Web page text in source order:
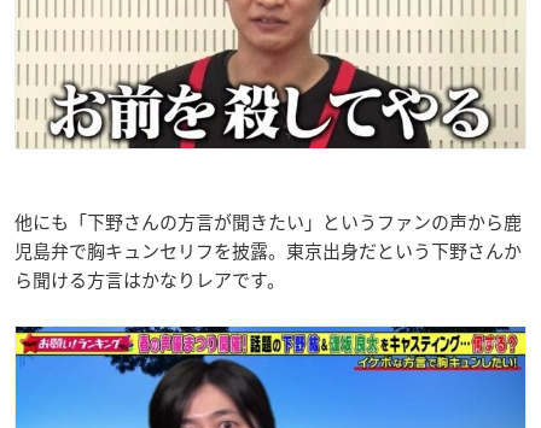
他にも「下野さんの方言が聞きたい」というファンの声から鹿
児島弁で胸キュンセリフを披露。東京出身だという下野さんか
ら聞ける方言はかなりレアです。